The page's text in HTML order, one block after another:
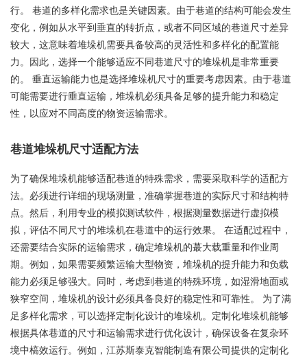
行。 巷道的多样化需求也是关键因素。由于巷道的结构可能会发生
变化，例如从水平到垂直的转折点，或者不同区域的巷道尺寸差异
较大，这意味着堆垛机需要具备较高的灵活性和多样化的配置能
力。因此，选择一个能够适应不同巷道尺寸的堆垛机是非常重要
的。 垂直运输能力也是选择堆垛机尺寸的重要考虑因素。由于巷道
可能需要进行垂直运输，堆垛机必须具备足够的提升能力和稳定
性，以应对不同高度的物资运输需求。
巷道堆垛机尺寸适配方法
为了确保堆垛机能够适配巷道的特殊需求，需要采取科学的适配方
法。必须进行详细的现场测量，准确掌握巷道的实际尺寸和结构特
点。然后，利用专业的模拟测试软件，根据测量数据进行虚拟模
拟，评估不同尺寸的堆垛机在巷道中的运行效果。 在适配过程中，
还需要结合实际的运输需求，确定堆垛机的蕞大载重量和作业周
期。例如，如果需要频繁运输大型物资，堆垛机的提升能力和负载
能力必须足够强大。同时，考虑到巷道的特殊环境，如湿滑地面或
狭窄空间，堆垛机的设计必须具备良好的稳定性和可靠性。 为了满
足多样化需求，可以选择定制化设计的堆垛机。定制化堆垛机能够
根据具体巷道的尺寸和运输需求进行优化设计，确保设备在复杂环
境中槁效运行。例如，江苏斯泰克智能制造有限公司提供的定制化